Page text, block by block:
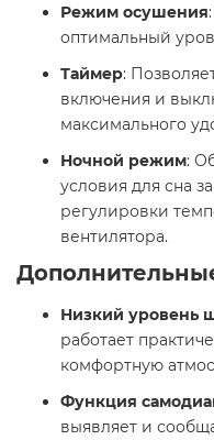
Режим осушения
оптимальный
Таймер:
включения и
максимального
Ночной режим:
условия для сна
регулировки
вентилятора.
Низкий уровень
работает
комфортную
Функция
выявляет и